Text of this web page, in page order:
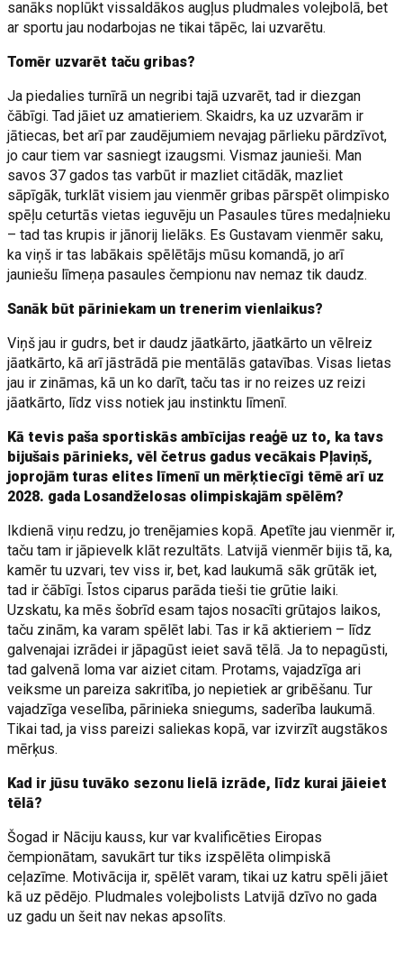
sanāks noplūkt vissaldākos augļus pludmales volejbolā, bet
ar sportu jau nodarbojas ne tikai tāpēc, lai uzvarētu.
Tomēr uzvarēt taču gribas?
Ja piedalies turnīrā un negribi tajā uzvarēt, tad ir diezgan
čābīgi. Tad jāiet uz amatieriem. Skaidrs, ka uz uzvarām ir
jātiecas, bet arī par zaudējumiem nevajag pārlieku pārdzīvot,
jo caur tiem var sasniegt izaugsmi. Vismaz jaunieši. Man
savos 37 gados tas varbūt ir mazliet citādāk, mazliet
sāpīgāk, turklāt visiem jau vienmēr gribas pārspēt olimpisko
spēļu ceturtās vietas ieguvēju un Pasaules tūres medaļnieku
– tad tas krupis ir jānorij lielāks. Es Gustavam vienmēr saku,
ka viņš ir tas labākais spēlētājs mūsu komandā, jo arī
jauniešu līmeņa pasaules čempionu nav nemaz tik daudz.
Sanāk būt pāriniekam un trenerim vienlaikus?
Viņš jau ir gudrs, bet ir daudz jāatkārto, jāatkārto un vēlreiz
jāatkārto, kā arī jāstrādā pie mentālās gatavības. Visas lietas
jau ir zināmas, kā un ko darīt, taču tas ir no reizes uz reizi
jāatkārto, līdz viss notiek jau instinktu līmenī.
Kā tevis paša sportiskās ambīcijas reaģē uz to, ka tavs
bijušais pārinieks, vēl četrus gadus vecākais Pļaviņš,
joprojām turas elites līmenī un mērķtiecīgi tēmē arī uz
2028. gada Losandželosas olimpiskajām spēlēm?
Ikdienā viņu redzu, jo trenējamies kopā. Apetīte jau vienmēr ir,
taču tam ir jāpievelk klāt rezultāts. Latvijā vienmēr bijis tā, ka,
kamēr tu uzvari, tev viss ir, bet, kad laukumā sāk grūtāk iet,
tad ir čābīgi. Īstos ciparus parāda tieši tie grūtie laiki.
Uzskatu, ka mēs šobrīd esam tajos nosacīti grūtajos laikos,
taču zinām, ka varam spēlēt labi. Tas ir kā aktieriem – līdz
galvenajai izrādei ir jāpagūst ieiet savā tēlā. Ja to nepagūsti,
tad galvenā loma var aiziet citam. Protams, vajadzīga ari
veiksme un pareiza sakritība, jo nepietiek ar gribēšanu. Tur
vajadzīga veselība, pārinieka sniegums, saderība laukumā.
Tikai tad, ja viss pareizi saliekas kopā, var izvirzīt augstākos
mērķus.
Kad ir jūsu tuvāko sezonu lielā izrāde, līdz kurai jāieiet
tēlā?
Šogad ir Nāciju kauss, kur var kvalificēties Eiropas
čempionātam, savukārt tur tiks izspēlēta olimpiskā
ceļazīme. Motivācija ir, spēlēt varam, tikai uz katru spēli jāiet
kā uz pēdējo. Pludmales volejbolists Latvijā dzīvo no gada
uz gadu un šeit nav nekas apsolīts.